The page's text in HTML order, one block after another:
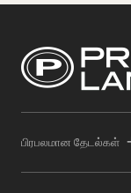
பிரபலமான தேடல்கள்